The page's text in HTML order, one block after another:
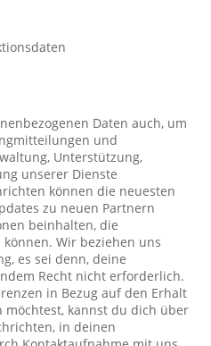
Daten auch, um
und
Unterstützung,
unserer Dienste
können die neuesten
zu neuen Partnern
beinhalten, die
Wir beziehen uns
es sei denn, deine
Recht nicht erforderlich.
in Bezug auf den Erhalt
kannst du dich über
in deinen